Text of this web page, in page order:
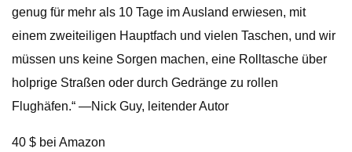
genug für mehr als 10 Tage im Ausland erwiesen, mit
einem zweiteiligen Hauptfach und vielen Taschen, und wir
müssen uns keine Sorgen machen, eine Rolltasche über
holprige Straßen oder durch Gedränge zu rollen
Flughäfen.“ —Nick Guy, leitender Autor
40 $ bei Amazon